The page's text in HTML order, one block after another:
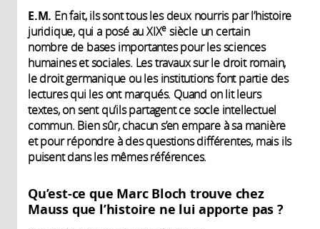
E.M. En fait, ils sont tous les deux nourris par l’histoire
juridique, qui a posé au XIXe siècle un certain
nombre de bases importantes pour les sciences
humaines et sociales. Les travaux sur le droit romain,
le droit germanique ou les institutions font partie des
lectures qui les ont marqués. Quand on lit leurs
textes, on sent qu’ils partagent ce socle intellectuel
commun. Bien sûr, chacun s’en empare à sa manière
et pour répondre à des questions différentes, mais ils
puisent dans les mêmes références.
Qu’est-ce que Marc Bloch trouve chez
Mauss que l’histoire ne lui apporte pas ?